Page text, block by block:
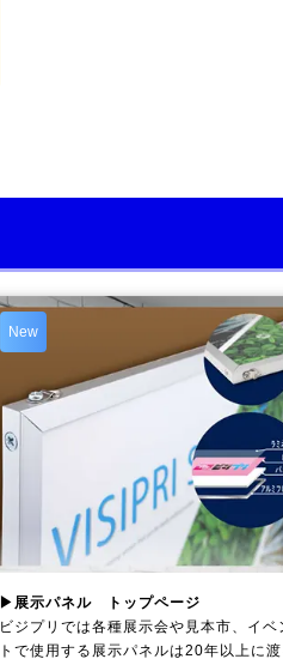
New
▶展示パネル トップページ
ビジプリでは各種展示会や見本市、イベ
トで使用する展示パネルは20年以上に渡